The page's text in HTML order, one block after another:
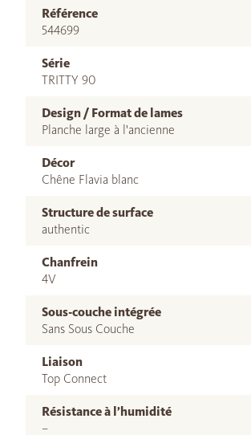
Référence
544699
Série
TRITTY 90
Design / Format de lames
Planche large à l'ancienne
Décor
Chêne Flavia blanc
Structure de surface
authentic
Chanfrein
4V
Sous-couche intégrée
Sans Sous Couche
Liaison
Top Connect
Résistance à l’humidité
–